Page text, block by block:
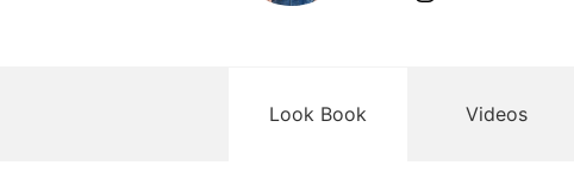
Look Book Videos